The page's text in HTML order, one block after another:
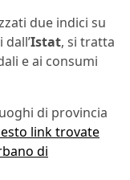
due indici su
Istat, si tratta
e ai consumi
di provincia
link trovate
di